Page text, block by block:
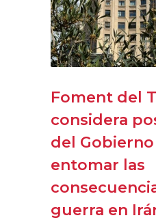
Foment del
considera
del
entomar las
guerra en